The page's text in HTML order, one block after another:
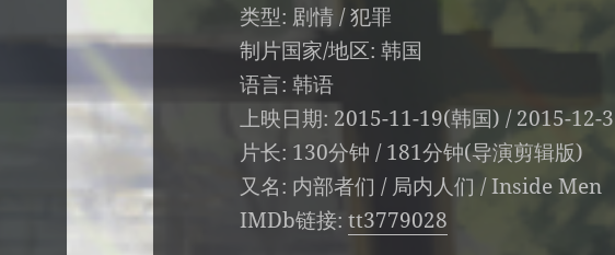
类型: 剧情 / 犯罪
制片国家/地区: 韩国
语言: 韩语
上映日期: 2015-11-19(韩国) / 2015-12-
片长: 130分钟 / 181分钟(导演剪辑版)
又名: 内部者们 / 局内人们 / Inside Men
IMDb链接: tt3779028